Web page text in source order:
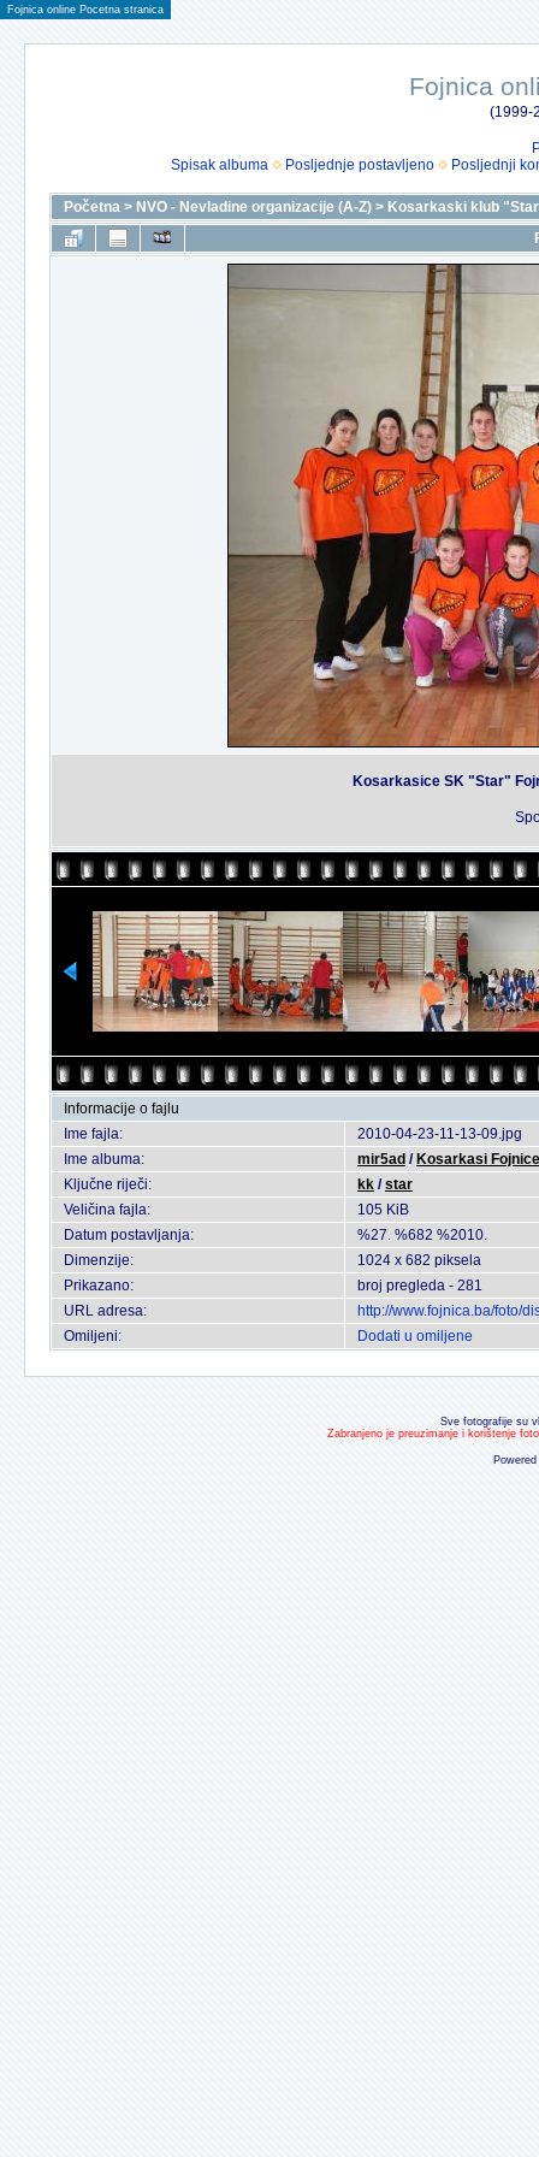
Fojnica online Pocetna stranica
Fojnica
(1999-
Spisak albuma
Posljednje postavljeno Posljednji
Početna > NVO - Nevladine organizacije (A-Z) > Kosarkaski klub
Kosarkasice SK "Star"
Informacije o fajlu
Ime fajla:
2010-04-23-11-13-09.jpg
Ime albuma:
mir5ad / Kosarkasi
Ključne riječi:
kk /star
Veličina fajla:
105 KiB
Datum postavljanja:
%27. %682 %2010.
Dimenzije:
1024 x 682 piksela
Prikazano:
broj pregleda - 281
URL adresa:
http://www.fojnica.ba/foto/
Omiljeni:
Dodati u omiljene
Sve fotografije su
Zabranjeno je preuzimanje i korištenje